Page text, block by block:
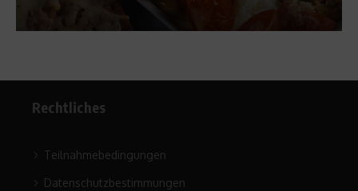
Rechtliches
Teilnahmebedingungen
Datenschutzbestimmungen